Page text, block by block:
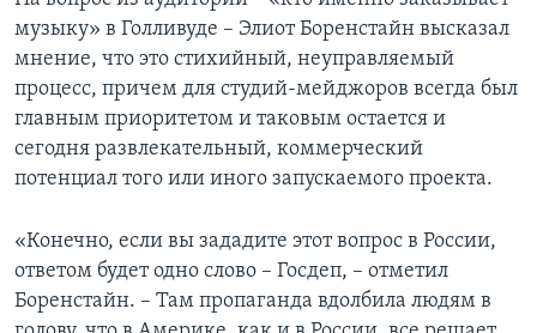
музыку» в Голливуде – Элиот Боренстайн высказал
мнение, что это стихийный, неуправляемый
процесс, причем для студий-мейджоров всегда был
главным приоритетом и таковым остается и
сегодня развлекательный, коммерческий
потенциал того или иного запускаемого проекта.
«Конечно, если вы зададите этот вопрос в России,
ответом будет одно слово – Госдеп, – отметил
Боренстайн. – Там пропаганда вдолбила людям в